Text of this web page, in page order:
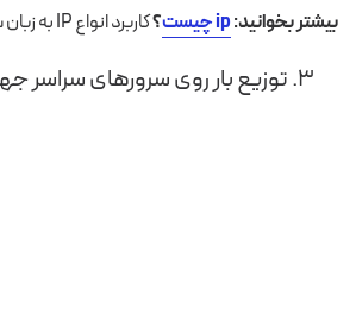
بیشتر بخوانید:ip چیست ؟کاربرد انواع IP به زبان ساده
۳. توزیع بار روی سرورهای سراسر جهان